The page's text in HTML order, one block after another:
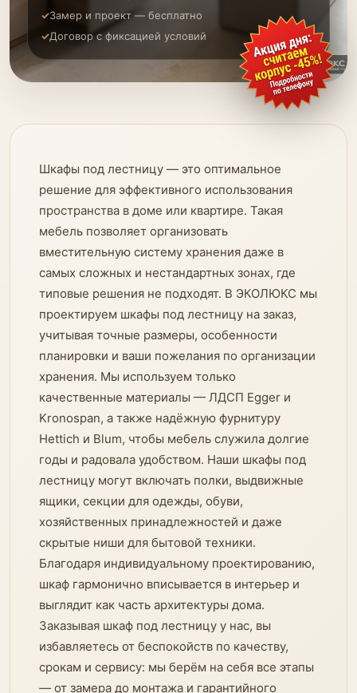
Замер и проект — бесплатно
Договор с фиксацией условий
Шкафы под лестницу — это оптимальное
решение для эффективного использования
пространства в доме или квартире. Такая
мебель позволяет организовать
вместительную систему хранения даже в
самых сложных и нестандартных зонах, где
типовые решения не подходят. В ЭКОЛЮКС мы
проектируем шкафы под лестницу на заказ,
учитывая точные размеры, особенности
планировки и ваши пожелания по организации
хранения. Мы используем только
качественные материалы — ЛДСП Egger и
Kronospan, а также надёжную фурнитуру
Hettich и Blum, чтобы мебель служила долгие
годы и радовала удобством. Наши шкафы под
лестницу могут включать полки, выдвижные
ящики, секции для одежды, обуви,
хозяйственных принадлежностей и даже
скрытые ниши для бытовой техники.
Благодаря индивидуальному проектированию,
шкаф гармонично вписывается в интерьер и
выглядит как часть архитектуры дома.
Заказывая шкаф под лестницу у нас, вы
избавляетесь от беспокойств по качеству,
срокам и сервису: мы берём на себя все этапы
— от замера до монтажа и гарантийного